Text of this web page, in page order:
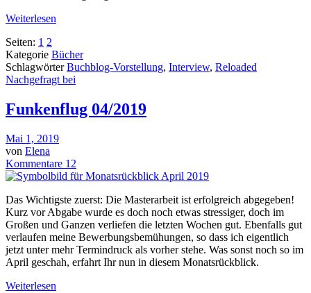
Weiterlesen
Seiten: 1 2
Kategorie Bücher
SchlagwörterBuchblog-Vorstellung, Interview, Reloaded
Nachgefragt bei
Funkenflug 04/2019
Mai 1, 2019
von Elena
Kommentare 12
Das Wichtigste zuerst: Die Masterarbeit ist erfolgreich abgegeben!
Kurz vor Abgabe wurde es doch noch etwas stressiger, doch im
Großen und Ganzen verliefen die letzten Wochen gut. Ebenfalls gut
verlaufen meine Bewerbungsbemühungen, so dass ich eigentlich
jetzt unter mehr Termindruck als vorher stehe. Was sonst noch so im
April geschah, erfahrt Ihr nun in diesem Monatsrückblick.
Weiterlesen